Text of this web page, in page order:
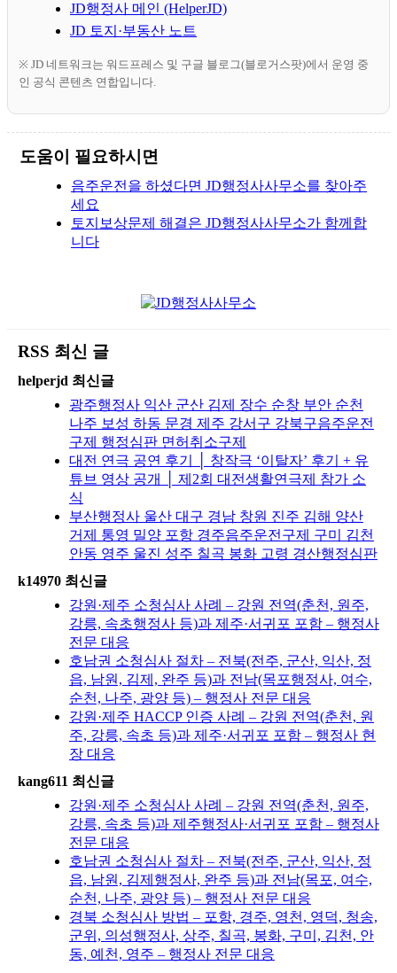
JD행정사 메인 (HelperJD)
JD 토지·부동산 노트
※ JD 네트워크는 워드프레스 및 구글 블로그(블로거스팟)에서 운영 중
인 공식 콘텐츠 연합입니다.
도움이 필요하시면
음주운전을 하셨다면 JD행정사사무소를 찾아주
세요
토지보상문제 해결은 JD행정사사무소가 함께합
니다
RSS 최신 글
helperjd 최신글
광주행정사 익산 군산 김제 장수 순창 부안 순천
나주 보성 하동 문경 제주 강서구 강북구음주운전
구제 행정심판 면허취소구제
대전 연극 공연 후기 │ 창작극 ‘이탈자’ 후기 + 유
튜브 영상 공개 │ 제2회 대전생활연극제 참가 소
식
부산행정사 울산 대구 경남 창원 진주 김해 양산
거제 통영 밀양 포항 경주음주운전구제 구미 김천
안동 영주 울진 성주 칠곡 봉화 고령 경산행정심판
k14970 최신글
강원·제주 소청심사 사례 – 강원 전역(춘천, 원주,
강릉, 속초행정사 등)과 제주·서귀포 포함 – 행정사
전문 대응
호남권 소청심사 절차 – 전북(전주, 군산, 익산, 정
읍, 남원, 김제, 완주 등)과 전남(목포행정사, 여수,
순천, 나주, 광양 등) – 행정사 전문 대응
강원·제주 HACCP 인증 사례 – 강원 전역(춘천, 원
주, 강릉, 속초 등)과 제주·서귀포 포함 – 행정사 현
장 대응
kang611 최신글
강원·제주 소청심사 사례 – 강원 전역(춘천, 원주,
강릉, 속초 등)과 제주행정사·서귀포 포함 – 행정사
전문 대응
호남권 소청심사 절차 – 전북(전주, 군산, 익산, 정
읍, 남원, 김제행정사, 완주 등)과 전남(목포, 여수,
순천, 나주, 광양 등) – 행정사 전문 대응
경북 소청심사 방법 – 포항, 경주, 영천, 영덕, 청송,
군위, 의성행정사, 상주, 칠곡, 봉화, 구미, 김천, 안
동, 예천, 영주 – 행정사 전문 대응